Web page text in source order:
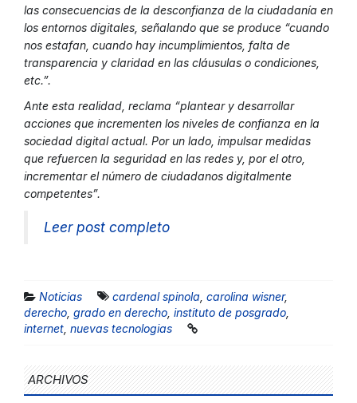
las consecuencias de la desconfianza de la ciudadanía en
los entornos digitales, señalando que se produce “cuando
nos estafan, cuando hay incumplimientos, falta de
transparencia y claridad en las cláusulas o condiciones,
etc.”.
Ante esta realidad, reclama “plantear y desarrollar
acciones que incrementen los niveles de confianza en la
sociedad digital actual. Por un lado, impulsar medidas
que refuercen la seguridad en las redes y, por el otro,
incrementar el número de ciudadanos digitalmente
competentes”.
Leer post completo
Noticias cardenal spinola carolina wisner,
derecho grado en derecho instituto de posgrado
internet nuevas tecnologias
ARCHIVOS